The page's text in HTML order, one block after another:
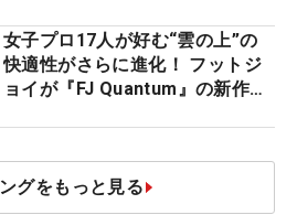
女子プロ17人が好む“雲の上”の
快適性がさらに進化！ フットジ
ョイが『FJ Quantum』の新作を
グをもっと見る